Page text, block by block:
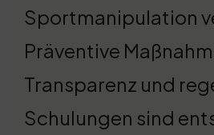
Sportmanipulation
Präventive
Transparenz und
Schulungen sind